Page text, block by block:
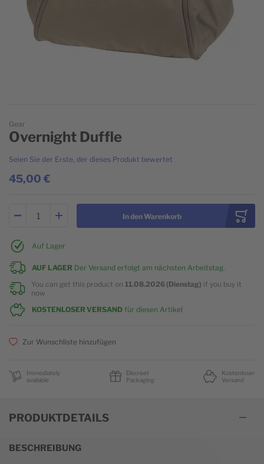
Gear
Overnight Duffle
Seien Sie der Erste, der dieses Produkt bewertet
45,00 €
In den Warenkorb
Auf Lager
AUF LAGER Der Versand erfolgt am nächsten Arbeitstag.
You can get this product on 11.08.2026 (Dienstag) if you buy it
now
KOSTENLOSER VERSAND für diesen Artikel
Zur Wunschliste hinzufügen
Immediately
available
Discreet
Packaging
Kostenloser
Versand
PRODUKTDETAILS
BESCHREIBUNG